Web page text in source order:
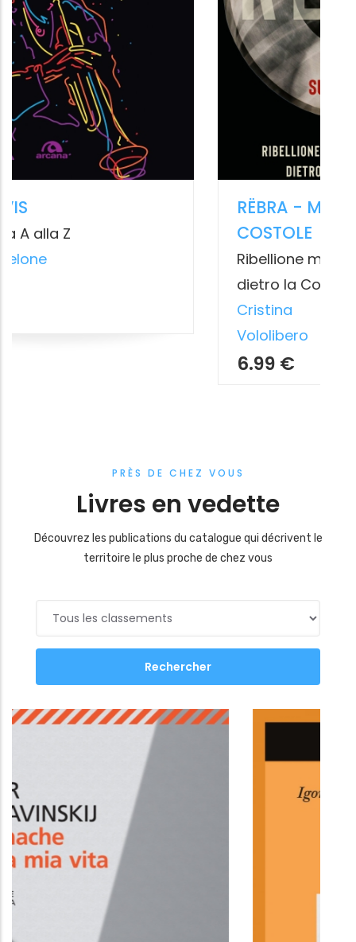
PRÈS DE CHEZ VOUS
Livres en vedette
Découvrez les publications du catalogue qui décrivent le
territoire le plus proche de chez vous
classements